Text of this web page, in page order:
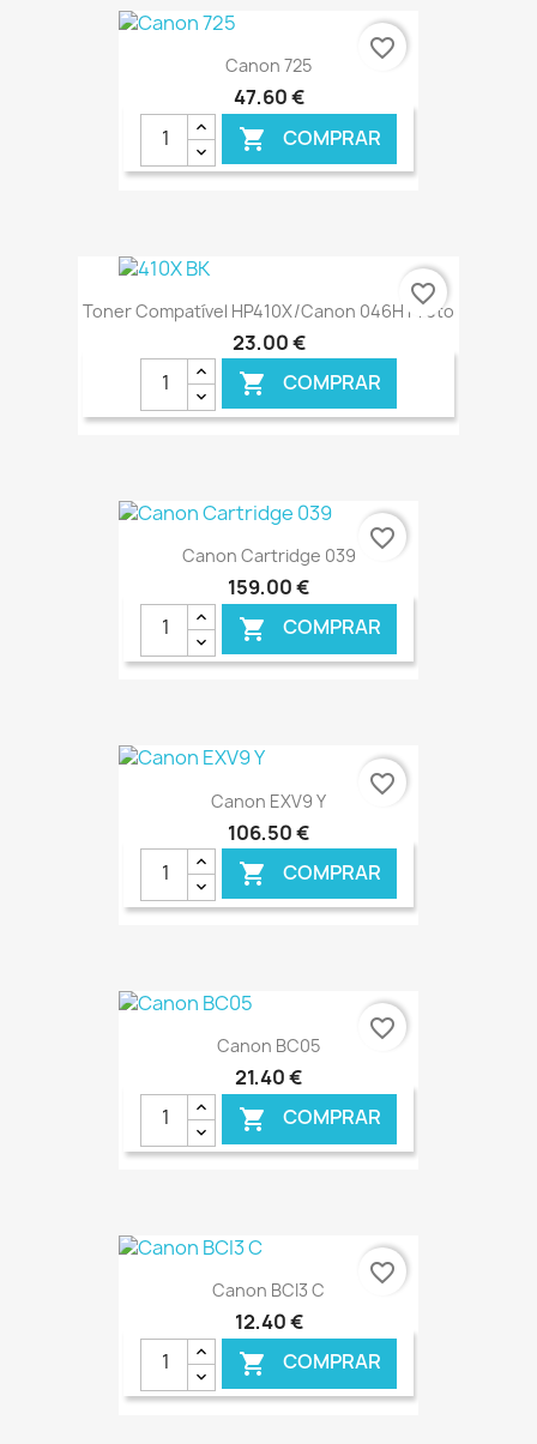
Canon 725
47,60 €
 COMPRAR
favorite_border
Toner Compatível HP410X/Canon 046H Preto
23,00 €
 COMPRAR
€ ONLINE
favorite_border
Canon Cartridge 039
159,00 €
 COMPRAR
€ ONLINE
favorite_border
Canon EXV9 Y
106,50 €
 COMPRAR
€ ONLINE
favorite_border
Canon BC05
21,40 €
 COMPRAR
€ ONLINE
favorite_border
Canon BCI3 C
12,40 €
 COMPRAR
favorite_border